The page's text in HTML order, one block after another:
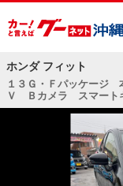
ホンダ フィット
１３Ｇ・Ｆパッケージ
Ｖ Ｂカメラ スマート